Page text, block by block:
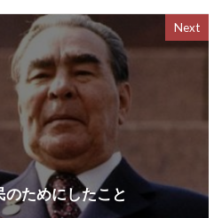
Next
ためにしたこと